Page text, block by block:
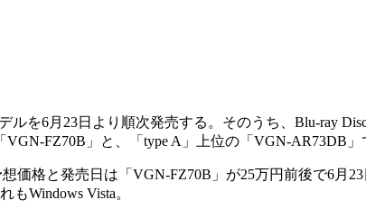
ルを6月23日より順次発売する。そのうち、Blu-ray
VGN-FZ70B」と、「type A」上位の「VGN-AR73DB」
価格と発売日は「VGN-FZ70B」が25万円前後で6月
もWindows Vista。